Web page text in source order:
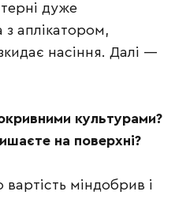
дуже
аплікатором,
насіння. Далі —
культурами?
на поверхні?
міндобрив і